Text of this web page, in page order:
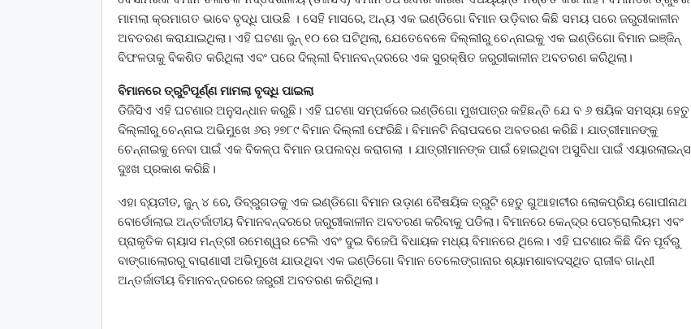
ମାମଲା କ୍ରମାଗତ ଭାବେ ବୃଦ୍ଧି ପାଉଛି । ସେହି ମାସରେ, ଅନ୍ୟ ଏକ ଇଣ୍ଡିଗୋ ବିମାନ ଉଡ଼ିବାର କିଛି ସମୟ ପରେ ଜରୁରୀକାଳୀନ
ଅବତରଣ କରାଯାଇଥିଲା। ଏହି ଘଟଣା ଜୁନ୍ ୧୦ ରେ ଘଟିଥିଲା, ଯେତେବେଳେ ଦିଲ୍ଲୀରୁ ଚେନ୍ନାଇକୁ ଏକ ଇଣ୍ଡିଗୋ ବିମାନ ଇଞ୍ଜିନ୍
ବିଫଳତାକୁ ବିକଶିତ କରିଥିଲା ଏବଂ ପରେ ଦିଲ୍ଲୀ ବିମାନବନ୍ଦରରେ ଏକ ସୁରକ୍ଷିତ ଜରୁରୀକାଳୀନ ଅବତରଣ କରିଥିଲା।
ବିମାନରେ ତ୍ରୁଟିପୂର୍ଣ୍ଣ ମାମଲା ବୃଦ୍ଧି ପାଇଲା
ଡିଜିସିଏ ଏହି ଘଟଣାର ଅନୁସନ୍ଧାନ କରୁଛି। ଏହି ଘଟଣା ସମ୍ପର୍କରେ ଇଣ୍ଡିଗୋ ମୁଖପାତ୍ର କହିଛନ୍ତି ଯେ ବ ୬ ଷୟିକ ସମସ୍ୟା ହେତୁ
ଦିଲ୍ଲୀରୁ ଚେନ୍ନାଇ ଅଭିମୁଖେ ୬ଋ ୨୭୮୯ ବିମାନ ଦିଲ୍ଲୀ ଫେରିଛି। ବିମାନଟି ନିରାପଦରେ ଅବତରଣ କରିଛି। ଯାତ୍ରୀମାନଙ୍କୁ
ଚେନ୍ନାଇକୁ ନେବା ପାଇଁ ଏକ ବିକଳ୍ପ ବିମାନ ଉପଲବ୍ଧ କରାଗଲା । ଯାତ୍ରୀମାନଙ୍କ ପାଇଁ ହୋଇଥିବା ଅସୁବିଧା ପାଇଁ ଏୟାରଲାଇନ୍ସ
ଦୁଃଖ ପ୍ରକାଶ କରିଛି।
ଏହା ବ୍ୟତୀତ, ଜୁନ୍ ୪ ରେ, ଡିବ୍ରୁଗଡକୁ ଏକ ଇଣ୍ଡିଗୋ ବିମାନ ଉଡ଼ାଣ ବୈଷୟିକ ତ୍ରୁଟି ହେତୁ ଗୁଆହାଟୀର ଲୋକପ୍ରିୟ ଗୋପୀନାଥ
ବୋର୍ଡୋଲାଇ ଅନ୍ତର୍ଜାତୀୟ ବିମାନବନ୍ଦରରେ ଜରୁରୀକାଳୀନ ଅବତରଣ କରିବାକୁ ପଡିଲା। ବିମାନରେ କେନ୍ଦ୍ର ପେଟ୍ରୋଲିୟମ ଏବଂ
ପ୍ରାକୃତିକ ଗ୍ୟାସ ମନ୍ତ୍ରୀ ରମେଶ୍ୱର ଟେଲି ଏବଂ ଦୁଇ ବିଜେପି ବିଧାୟକ ମଧ୍ୟ ବିମାନରେ ଥିଲେ। ଏହି ଘଟଣାର କିଛି ଦିନ ପୂର୍ବରୁ
ବାଙ୍ଗାଲୋରରୁ ବାରାଣାସୀ ଅଭିମୁଖେ ଯାଉଥିବା ଏକ ଇଣ୍ଡିଗୋ ବିମାନ ତେଲେଙ୍ଗାନାର ଶ୍ୟାମଶାବାଦସ୍ଥିତ ରାଜୀବ ଗାନ୍ଧୀ
ଅନ୍ତର୍ଜାତୀୟ ବିମାନବନ୍ଦରରେ ଜରୁରୀ ଅବତରଣ କରିଥିଲା।